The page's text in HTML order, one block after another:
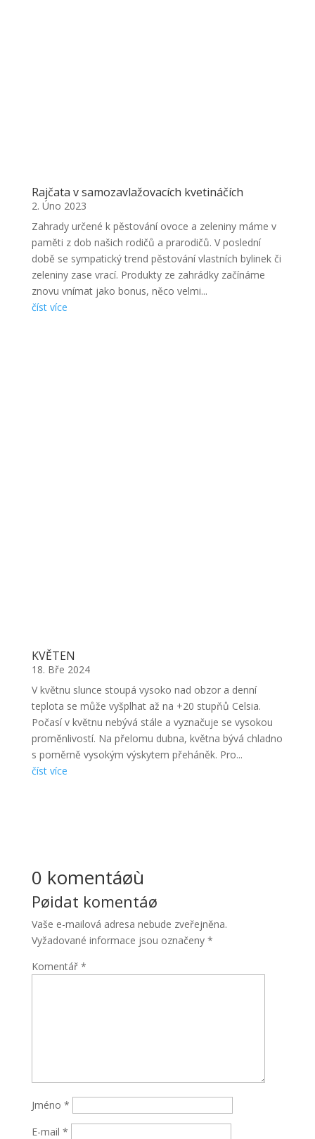
Rajčata v samozavlažovacích kvetináčích
2. Úno 2023
Zahrady určené k pěstování ovoce a zeleniny máme v
paměti z dob našich rodičů a prarodičů. V poslední
době se sympatický trend pěstování vlastních bylinek či
zeleniny zase vrací. Produkty ze zahrádky začínáme
znovu vnímat jako bonus, něco velmi...
číst více
KVĚTEN
18. Bře 2024
V květnu slunce stoupá vysoko nad obzor a denní
teplota se může vyšplhat až na +20 stupňů Celsia.
Počasí v květnu nebývá stále a vyznačuje se vysokou
proměnlivostí. Na přelomu dubna, května bývá chladno
s poměrně vysokým výskytem přeháněk. Pro...
číst více
0 komentáøù
Pøidat komentáø
Vaše e-mailová adresa nebude zveřejněna.
Vyžadované informace jsou označeny *
Komentář *
Jméno *
E-mail *